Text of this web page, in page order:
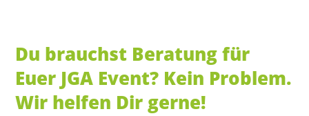
Du brauchst Beratung für
Euer JGA Event? Kein Problem.
Wir helfen Dir gerne!